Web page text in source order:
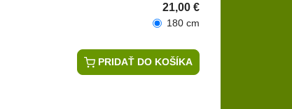
21,00 €
180 cm
PRIDAŤ DO KOŠÍKA